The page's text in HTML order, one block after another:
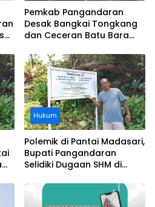
Pemkab Pangandaran
Desak Bangkai Tongkang
dan Ceceran Batu Bara
Buruknya Koordinasi
Perusahaan
Hukum
Polemik di Pantai Madasari,
Bupati Pangandaran
Selidiki Dugaan SHM di
Pantai